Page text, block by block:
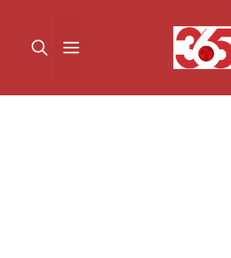
القائمة